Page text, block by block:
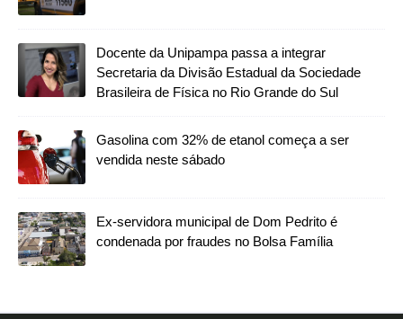
Docente da Unipampa passa a integrar
Secretaria da Divisão Estadual da Sociedade
Brasileira de Física no Rio Grande do Sul
Gasolina com 32% de etanol começa a ser
vendida neste sábado
Ex-servidora municipal de Dom Pedrito é
condenada por fraudes no Bolsa Família